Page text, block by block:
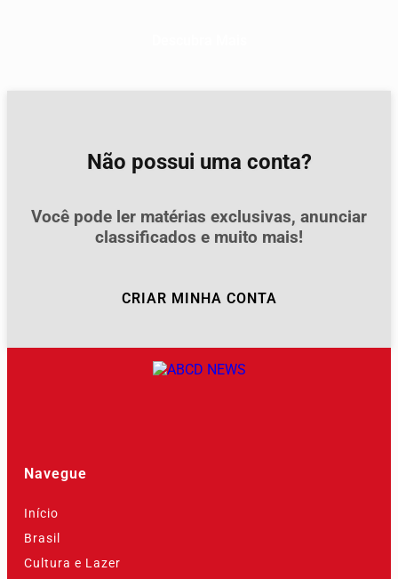
Não possui uma conta?
Você pode ler matérias exclusivas, anunciar
classificados e muito mais!
CRIAR MINHA CONTA
Navegue
Início
Brasil
Cultura e Lazer